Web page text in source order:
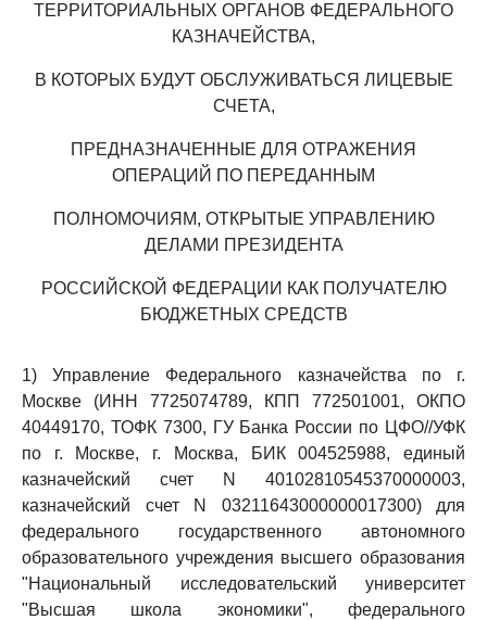
ТЕРРИТОРИАЛЬНЫХ ОРГАНОВ ФЕДЕРАЛЬНОГО
КАЗНАЧЕЙСТВА,
В КОТОРЫХ БУДУТ ОБСЛУЖИВАТЬСЯ ЛИЦЕВЫЕ
СЧЕТА,
ПРЕДНАЗНАЧЕННЫЕ ДЛЯ ОТРАЖЕНИЯ
ОПЕРАЦИЙ ПО ПЕРЕДАННЫМ
ПОЛНОМОЧИЯМ, ОТКРЫТЫЕ УПРАВЛЕНИЮ
ДЕЛАМИ ПРЕЗИДЕНТА
РОССИЙСКОЙ ФЕДЕРАЦИИ КАК ПОЛУЧАТЕЛЮ
БЮДЖЕТНЫХ СРЕДСТВ
1) Управление Федерального казначейства по г.
Москве (ИНН 7725074789, КПП 772501001, ОКПО
40449170, ТОФК 7300, ГУ Банка России по ЦФО//УФК
по г. Москве, г. Москва, БИК 004525988, единый
казначейский счет N 40102810545370000003,
казначейский счет N 03211643000000017300) для
федерального государственного автономного
образовательного учреждения высшего образования
"Национальный исследовательский университет
"Высшая школа экономики", федерального